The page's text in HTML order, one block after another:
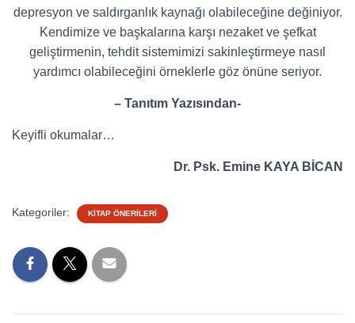
depresyon ve saldırganlık kaynağı olabileceğine değiniyor.
Kendimize ve başkalarına karşı nezaket ve şefkat
geliştirmenin, tehdit sistemimizi sakinleştirmeye nasıl
yardımcı olabileceğini örneklerle göz önüne seriyor.
– Tanıtım Yazısından-
Keyifli okumalar…
Dr. Psk. Emine KAYA BİCAN
Kategoriler: KITAP ÖNERILERI